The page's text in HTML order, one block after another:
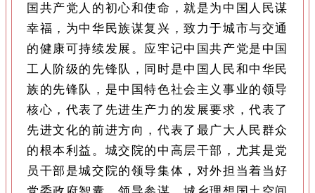
国共产党人的初心和使命，就是为中国人民谋
幸福，为中华民族谋复兴，致力于城市与交通
的健康可持续发展。应牢记中国共产党是中国
工人阶级的先锋队，同时是中国人民和中华民
族的先锋队，是中国特色社会主义事业的领导
核心，代表了先进生产力的发展要求，代表了
先进文化的前进方向，代表了最广大人民群众
的根本利益。城交院的中高层干部，尤其是党
员干部是城交院的领导集体，对外担当着当好